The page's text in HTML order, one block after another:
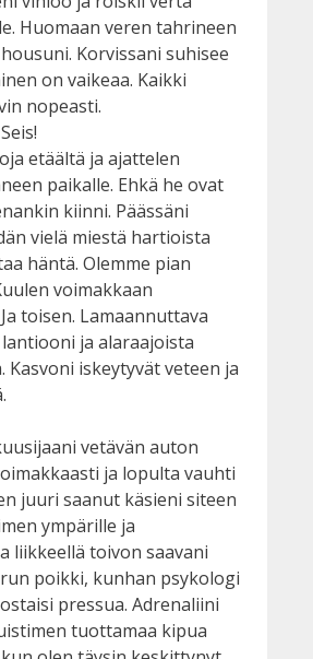
Huomaan veren tahrineen
Korvissani suhisee
on vaikeaa. Kaikki
nopeasti.
etäältä ja ajattelen
paikalle. Ehkä he ovat
kiinni. Päässäni
vielä miestä hartioista
häntä. Olemme pian
voimakkaan
toisen. Lamaannuttava
ja alaraajoista
Kasvoni iskeytyvät veteen ja
vetävän auton
ja lopulta vauhti
juuri saanut käsieni siteen
ympärille ja
liikkeellä toivon saavani
poikki, kunhan psykologi
pressua. Adrenaliini
tuottamaa kipua